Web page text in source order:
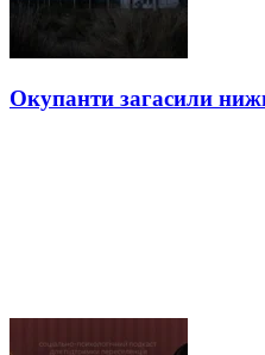
Окупанти загасили